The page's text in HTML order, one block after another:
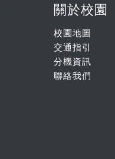
關於校園
校園地圖
交通指引
分機資訊
聯絡我們